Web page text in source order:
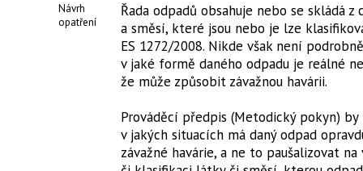
Návrh
opatření
Řada odpadů obsahuje nebo se skládá
a směsí, které jsou nebo je lze
ES 1272/2008. Nikde však není
v jaké formě daného odpadu je reálné
že může způsobit závažnou havárii.
Prováděcí předpis (Metodický pokyn)
v jakých situacích má daný odpad
závažné havárie, a ne to paušalizovat